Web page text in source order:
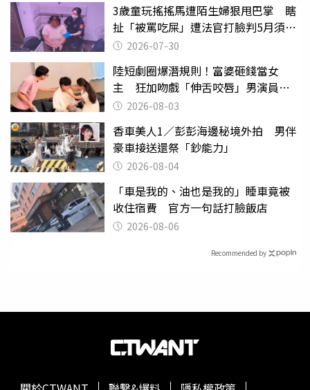
3歲童玩搖搖馬遭陌生婦狠甩巴掌 瞎
扯「被罵吃屎」遭法官打臉判5月須入
監 2026-07-30
陸短劇圈爆潛規則！富婆砸錢當女
主 狂加吻戲「伸舌咬唇」男演員崩
潰 2026-08-03
香車美人1／彭彭海邊秘境外拍 男伴
豪車接送還祭「鈔能力」
2026-08-04
「車是我的、油也是我的」睡車竟被
收住宿費 官方一句話打臉飯店
2026-08-06
Recommended by